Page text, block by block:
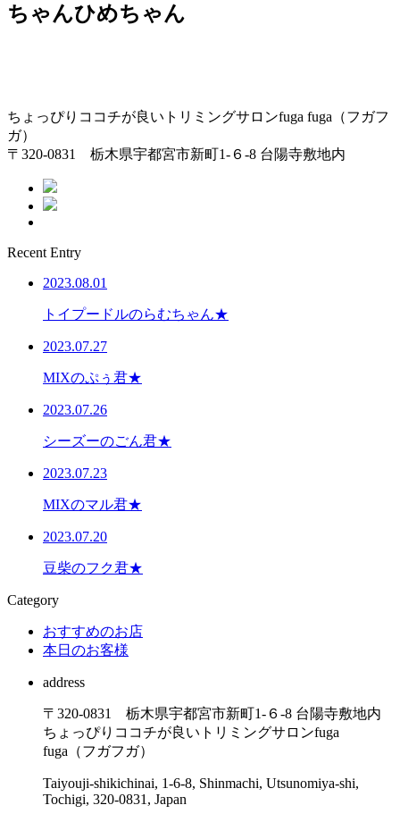
ちゃんひめちゃん
ちょっぴりココチが良いトリミングサロンfuga fuga（フガフ
ガ）
〒320-0831 栃木県宇都宮市新町1-６-8 台陽寺敷地内
Recent Entry
2023.08.01
トイプードルのらむちゃん★
2023.07.27
MIXのぷぅ君★
2023.07.26
シーズーのごん君★
2023.07.23
MIXのマル君★
2023.07.20
豆柴のフク君★
Category
おすすめのお店
本日のお客様
address
〒320-0831 栃木県宇都宮市新町1-６-8 台陽寺敷地内
ちょっぴりココチが良いトリミングサロンfuga
fuga（フガフガ）
Taiyouji-shikichinai, 1-6-8, Shinmachi, Utsunomiya-shi,
Tochigi, 320-0831, Japan